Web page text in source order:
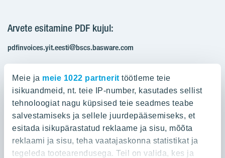
Meie ja meie 1022 partnerit töötleme teie
isikuandmeid, nt. teie IP-number, kasutades sellist
tehnoloogiat nagu küpsised teie seadmes teabe
salvestamiseks ja sellele juurdepääsemiseks, et
esitada isikupärastatud reklaame ja sisu, mõõta
reklaami ja sisu, teha vaatajaskonna statistikat ja
tegeleda tootearendusega. Teil on valida, kes ja
Arvete esitamine PDF kujul:
pdfinvoices.yit.eesti@bscs.basware.com
KMKR: EE100210897
Ettevõttest
Ettevõttest
YIT Group